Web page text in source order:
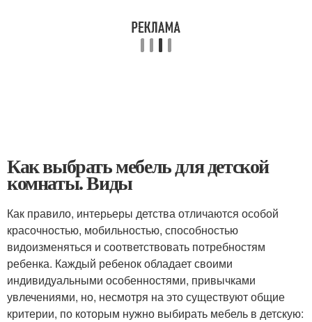
Как выбрать мебель для детской
комнаты. Виды
Как правило, интерьеры детства отличаются особой
красочностью, мобильностью, способностью
видоизменяться и соответствовать потребностям
ребенка. Каждый ребенок обладает своими
индивидуальными особенностями, привычками
увлечениями, но, несмотря на это существуют общие
критерии, по которым нужно выбирать мебель в детскую: